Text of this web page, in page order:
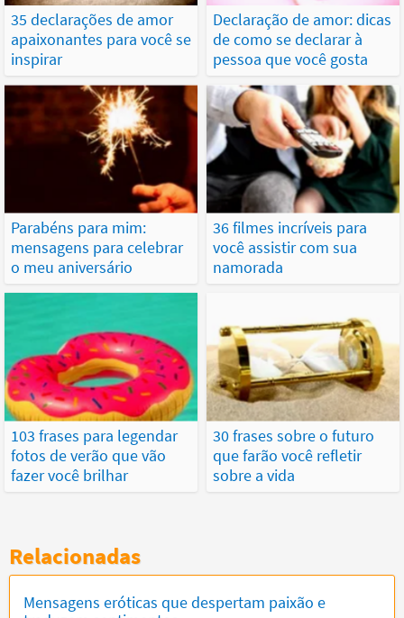
35 declarações de amor
apaixonantes para você se
inspirar
Declaração de amor: dicas
de como se declarar à
pessoa que você gosta
Parabéns para mim:
mensagens para celebrar
o meu aniversário
36 filmes incríveis para
você assistir com sua
namorada
103 frases para legendar
fotos de verão que vão
fazer você brilhar
30 frases sobre o futuro
que farão você refletir
sobre a vida
Relacionadas
Mensagens eróticas que despertam paixão e